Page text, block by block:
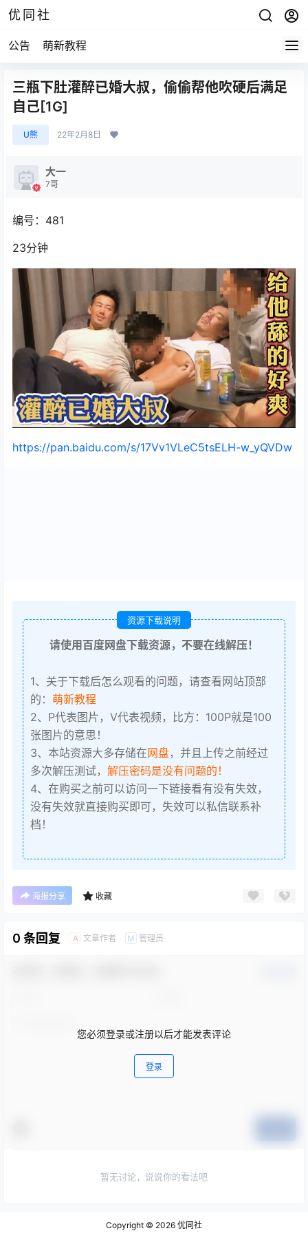
优同社
公告 萌新教程
三瓶下肚灌醉已婚大叔，偷偷帮他吹硬后满足
自己[1G]
U熊 22年2月8日
大一
7哥
编号：481
23分钟
https://pan.baidu.com/s/17Vv1VLeC5tsELH-w_yQVDw
资源下载说明
请使用百度网盘下载资源，不要在线解压！
1、关于下载后怎么观看的问题，请查看网站顶部
的： 萌新教程
2、P代表图片，V代表视频，比方：100P就是100
张图片的意思！
3、本站资源大多存储在网盘，并且上传之前经过
多次解压测试， 解压密码是没有问题的！
4、在购买之前可以访问一下链接看有没有失效，
没有失效就直接购买即可，失效可以私信联系补
档！
海报分享 收藏
0 条回复 A 文章作者 M 管理员
您必须登录或注册以后才能发表评论
登录
暂无讨论，说说你的看法吧
Copyright © 2026 优同社